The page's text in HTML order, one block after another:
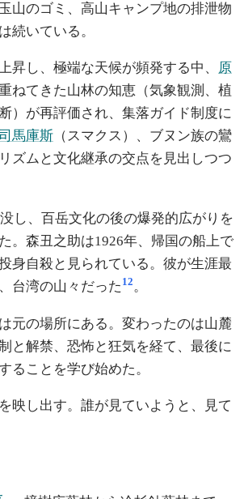
山のゴミ、高山キャンプ地の排泄物
続いている。
昇し、極端な天候が頻発する中、
原
ねてきた山林の知恵（気象観測、植
）が再評価され、集落ガイド制度に
馬庫斯 （スマクス）、ブヌン族の鸞
ズムと文化継承の交点を見出しつつ
し、百岳文化の後の爆発的広がりを
。森丑之助は1926年、帰国の船上で
身自殺と見られている。彼が生涯最
台湾の山々だった 12。
元の場所にある。変わったのは山麓
と解禁、恐怖と狂気を経て、最後に
ることを学び始めた。
映し出す。誰が見ていようと、見て